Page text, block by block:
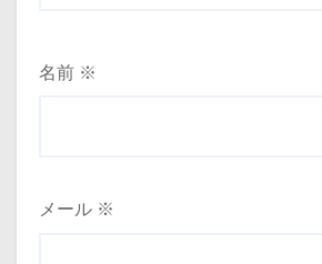
名前 ※
メール ※